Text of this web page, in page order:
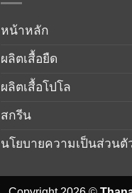
หน้าหลัก
ผลิตเสื้อยืด
ผลิตเสื้อโปโล
สกรีน
นโยบายความเป็นส่วนตั